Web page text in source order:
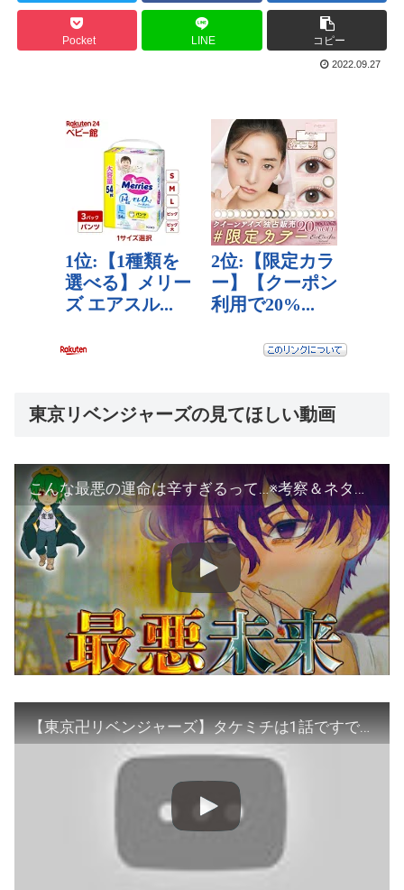
Pocket LINE コピー
2022.09.27
東京リベンジャーズの見てほしい動画
こんな最悪の運命は辛すぎるって…※考察＆ネタバレ注意【やまちゃん。】【東リベ 269話】
【東京卍リベンジャーズ】タケミチは1話ですでに死んでいた…『1つ目の世界線』の真実がわかりました【ネタバレあり】